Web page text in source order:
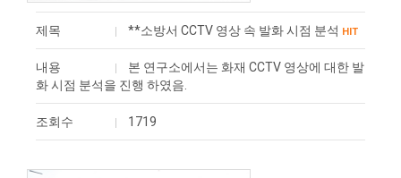
제목 **소방서 CCTV 영상 속 발화 시점 분석 HIT
내용
본 연구소에서는 화재 CCTV 영상에 대한 발
화 시점 분석을 진행 하였음.
조회수 1719